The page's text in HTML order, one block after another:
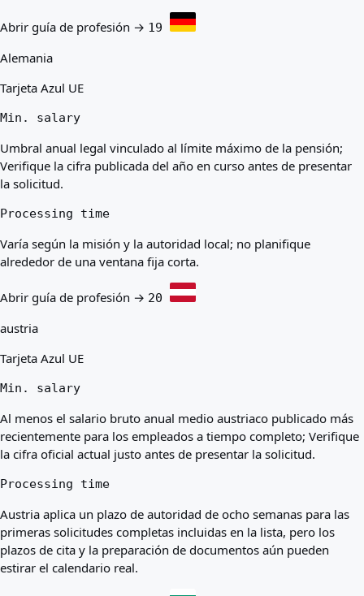
Abrir guía de profesión → 19
Alemania
Tarjeta Azul UE
Min. salary
Umbral anual legal vinculado al límite máximo de la pensión;
Verifique la cifra publicada del año en curso antes de presentar
la solicitud.
Processing time
Varía según la misión y la autoridad local; no planifique
alrededor de una ventana fija corta.
Abrir guía de profesión → 20
austria
Tarjeta Azul UE
Min. salary
Al menos el salario bruto anual medio austriaco publicado más
recientemente para los empleados a tiempo completo; Verifique
la cifra oficial actual justo antes de presentar la solicitud.
Processing time
Austria aplica un plazo de autoridad de ocho semanas para las
primeras solicitudes completas incluidas en la lista, pero los
plazos de cita y la preparación de documentos aún pueden
estirar el calendario real.